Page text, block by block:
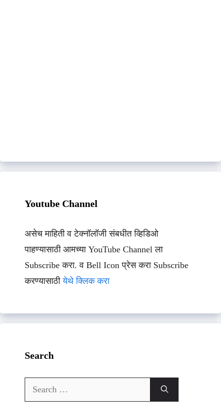
Youtube Channel
असेच माहिती व टेक्नॉलॉजी संबधीत व्हिडिओ
पाहण्यासाठी आमच्या YouTube Channel ला
Subscribe करा. व Bell Icon प्रेस करा Subscribe
करण्यासाठीयेथे क्लिक करा
Search
Search
for: